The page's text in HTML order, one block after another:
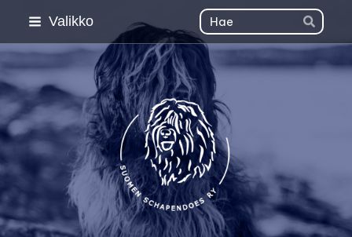
Siirry
sisältöön
Valikko Haku
Hae
Suomen Schapendoes